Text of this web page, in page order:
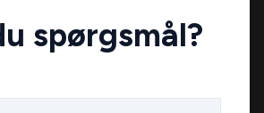
spørgsmål?